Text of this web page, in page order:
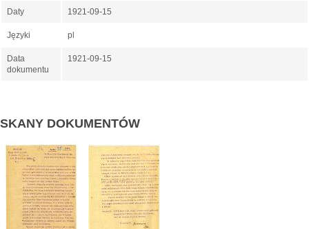
Daty 1921-09-15
Języki pl
Data
dokumentu
1921-09-15
SKANY DOKUMENTÓW